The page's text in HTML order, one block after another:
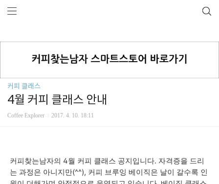
커피 클래스
4월 커피 클래스 안내
Coffee Explorer 2017. 4. 10. 18:11
커피찾는남자의 4월 커피 클래스 공지입니다. 자격증을 드리
는 과정은 아니지만(^^), 커피 브루잉 베이직은 날이 갈수록 인